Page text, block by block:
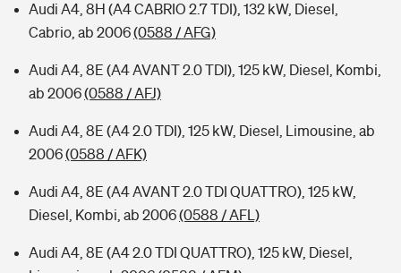
Audi A4, 8H (A4 CABRIO 2.7 TDI), 132 kW, Diesel,
Cabrio, ab 2006(0588 / AFG)
Audi A4, 8E (A4 AVANT 2.0 TDI), 125 kW, Diesel, Kombi,
ab 2006(0588 / AFJ)
Audi A4, 8E (A4 2.0 TDI), 125 kW, Diesel, Limousine, ab
2006(0588 / AFK)
Audi A4, 8E (A4 AVANT 2.0 TDI QUATTRO), 125 kW,
Diesel, Kombi, ab 2006(0588 / AFL)
Audi A4, 8E (A4 2.0 TDI QUATTRO), 125 kW, Diesel,